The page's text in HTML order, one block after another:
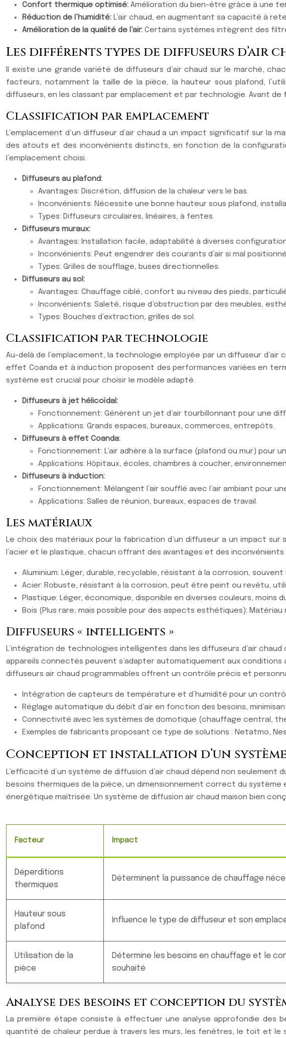
Confort thermique optimisé: Amélioration du bien-être grâce à une
Réduction de l’humidité: L’air chaud, en augmentant sa capacité à
Amélioration de la qualité de l’air: Certains systèmes intègrent des
Les différents types de diffuseurs d’air
Il existe une grande variété de diffuseurs d’air chaud sur le marché,
facteurs, notamment la taille de la pièce, la hauteur sous plafond,
diffuseurs, en les classant par emplacement et par technologie. Avant
Classification par emplacement
L’emplacement d’un diffuseur d’air chaud a un impact significatif sur
des atouts et des inconvénients distincts, en fonction de la
l’emplacement choisi.
Diffuseurs au plafond:
Avantages: Discrétion, diffusion de la chaleur vers le bas.
Inconvénients: Nécessite une bonne hauteur sous plafond,
Types: Diffuseurs circulaires, linéaires, à fentes.
Diffuseurs muraux:
Avantages: Installation facile, adaptabilité à diverses
Inconvénients: Peut engendrer des courants d’air si mal
Types: Grilles de soufflage, buses directionnelles.
Diffuseurs au sol:
Avantages: Chauffage ciblé, confort au niveau des pieds,
Inconvénients: Saleté, risque d’obstruction par des meubles,
Types: Bouches d’extraction, grilles de sol.
Classification par technologie
Au-delà de l’emplacement, la technologie employée par un diffuseur
effet Coanda et à induction proposent des performances variées en
système est crucial pour choisir le modèle adapté.
Diffuseurs à jet hélicoïdal:
Fonctionnement: Génèrent un jet d’air tourbillonnant pour une
Applications: Grands espaces, bureaux, commerces, entrepôts.
Diffuseurs à effet Coanda:
Fonctionnement: L’air adhère à la surface (plafond ou mur)
Applications: Hôpitaux, écoles, chambres à coucher,
Diffuseurs à induction:
Fonctionnement: Mélangent l’air soufflé avec l’air ambiant
Applications: Salles de réunion, bureaux, espaces de travail.
Les matériaux
Le choix des matériaux pour la fabrication d’un diffuseur a un impact
l’acier et le plastique, chacun offrant des avantages et des
Aluminium: Léger, durable, recyclable, résistant à la corrosion,
Acier: Robuste, résistant à la corrosion, peut être peint ou revêtu,
Plastique: Léger, économique, disponible en diverses couleurs,
Bois (Plus rare, mais possible pour des aspects esthétiques):
Diffuseurs « intelligents »
L’intégration de technologies intelligentes dans les diffuseurs d’air
appareils connectés peuvent s’adapter automatiquement aux
diffuseurs air chaud programmables offrent un contrôle précis et
Intégration de capteurs de température et d’humidité pour un
Réglage automatique du débit d’air en fonction des besoins,
Connectivité avec les systèmes de domotique (chauffage central,
Exemples de fabricants proposant ce type de solutions : Netatmo,
Conception et installation d’un
L’efficacité d’un système de diffusion d’air chaud dépend non
besoins thermiques de la pièce, un dimensionnement correct du
énergétique maîtrisée. Un système de diffusion air chaud maison bien
Facteur Impact
Déperditions
thermiques
Déterminent la puissance de chauffage
Hauteur sous
plafond
Influence le type de diffuseur et son
Utilisation de la
pièce
Détermine les besoins en chauffage et le
souhaité
Analyse des besoins et conception du
La première étape consiste à effectuer une analyse approfondie des
quantité de chaleur perdue à travers les murs, les fenêtres, le toit et le